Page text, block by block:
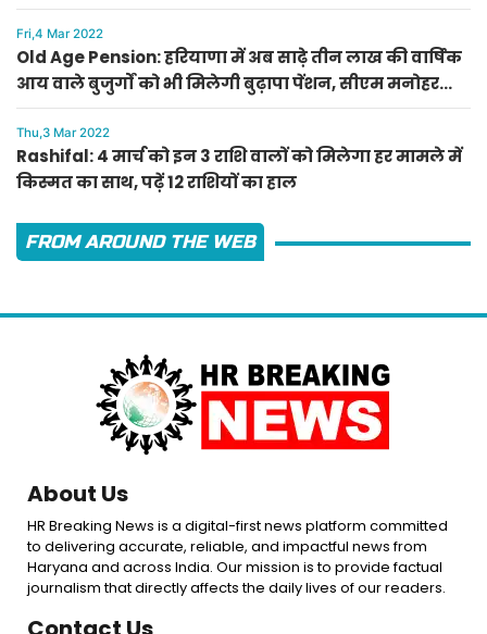
Fri,4 Mar 2022
Old Age Pension: हरियाणा में अब साढ़े तीन लाख की वार्षिक
आय वाले बुजुर्गों को भी मिलेगी बुढ़ापा पेंशन, सीएम मनोहर
लाल का ऐलान
Thu,3 Mar 2022
Rashifal: 4 मार्च को इन 3 राशि वालों को मिलेगा हर मामले में
किस्मत का साथ, पढ़ें 12 राशियों का हाल
FROM AROUND THE WEB
About Us
HR Breaking News is a digital-first news platform committed
to delivering accurate, reliable, and impactful news from
Haryana and across India. Our mission is to provide factual
journalism that directly affects the daily lives of our readers.